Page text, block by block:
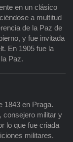
en un clásico
a multitud
de la Paz de
y fue invitada
En 1905 fue la
Paz.
1843 en Praga.
consejero militar y
lo que fue criada
militares.